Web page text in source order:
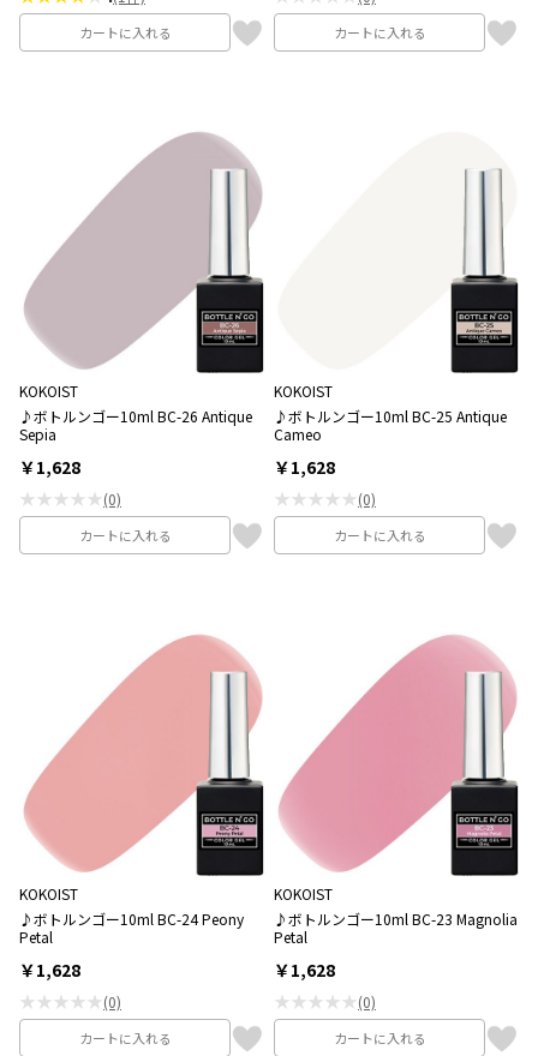
カートに入れる カートに入れる
KOKOIST
♪ボトルンゴー10ml BC-26 Antique
Sepia
￥1,628
★★★★★(0)
カートに入れる
KOKOIST
♪ボトルンゴー10ml BC-25 Antique
Cameo
￥1,628
★★★★★(0)
カートに入れる
KOKOIST
♪ボトルンゴー10ml BC-24 Peony
Petal
￥1,628
★★★★★(0)
カートに入れる
KOKOIST
♪ボトルンゴー10ml BC-23 Magnolia
Petal
￥1,628
★★★★★(0)
カートに入れる